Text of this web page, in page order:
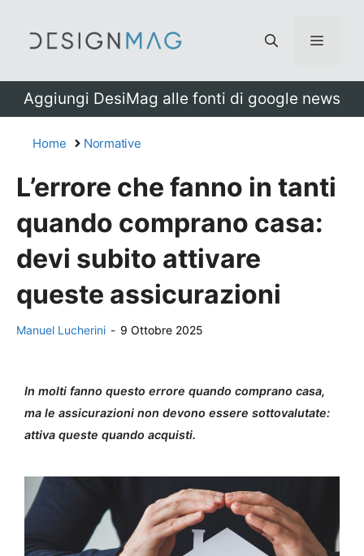
Menu
Aggiungi DesiMag alle fonti di google news
Home Normative
L’errore che fanno in tanti
quando comprano casa:
devi subito attivare
queste assicurazioni
Manuel Lucherini - 9 Ottobre 2025
In molti fanno questo errore quando comprano casa,
ma le assicurazioni non devono essere sottovalutate:
attiva queste quando acquisti.